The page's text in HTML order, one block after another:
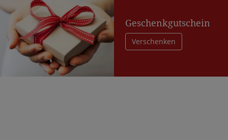
Geschenkgutschein
Verschenken